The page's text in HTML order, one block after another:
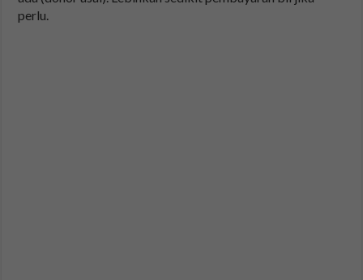
perlu.